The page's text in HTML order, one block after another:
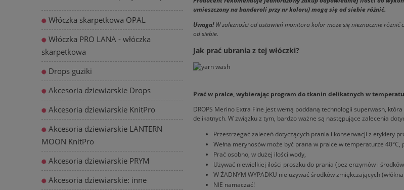
Włóczka skarpetkowa OPAL
Włóczka PRO LANA - włóczka
skarpetkowa
Drops guziki
Akcesoria dziewiarskie Drops
Akcesoria dziewiarskie KnitPro
Akcesoria dziewiarskie LANTERN
MOON KnitPro
Akcesoria dziewiarskie PRYM
Akcesoria dziewiarskie: inne
umieszczony na banderoli przy nr koloru) mogą się od siebie różnić.
Uwaga!W zależności od ustawień monitora kolor może się nieznacznie
od siebie.
Jak prać ubrania z tej włóczki?
Prać w pralce, wybierając program do tkanin delikatnych w
DROPS Merino Extra Fine jest wełną poddaną technologii superwash,
delikatnych. W związku z tym, bardzo ważne są następujące zalecenia
Przestrzegać zaleceń dotyczących prania i konserwacji z etykiety
Wełna merynosów może być prana w pralce w temperaturze
Prać osobno, w dużej ilości wody,
Używać niewielkiej ilości proszku do prania (bez enzymów i
W ŻADNYM WYPADKU nie używać środków zmiękczających
NIE namaczać!